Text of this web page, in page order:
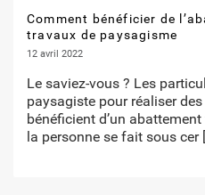
Comment bénéficier de
travaux de paysagisme
12 avril 2022
Le saviez-vous ? Les
paysagiste pour réaliser
bénéficient d’un
la personne se fait sous cer